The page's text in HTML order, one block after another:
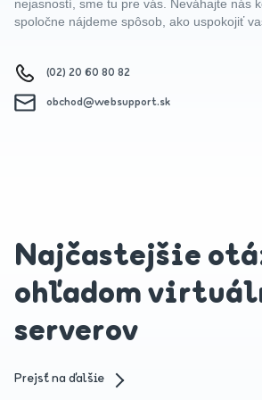
nejasností, sme tu pre vás. Neváhajte nás
spoločne nájdeme spôsob, ako uspokojiť
(02) 20 60 80 82
obchod@websupport.sk
Najčastejšie
ohľadom
serverov
Prejsť na ďalšie